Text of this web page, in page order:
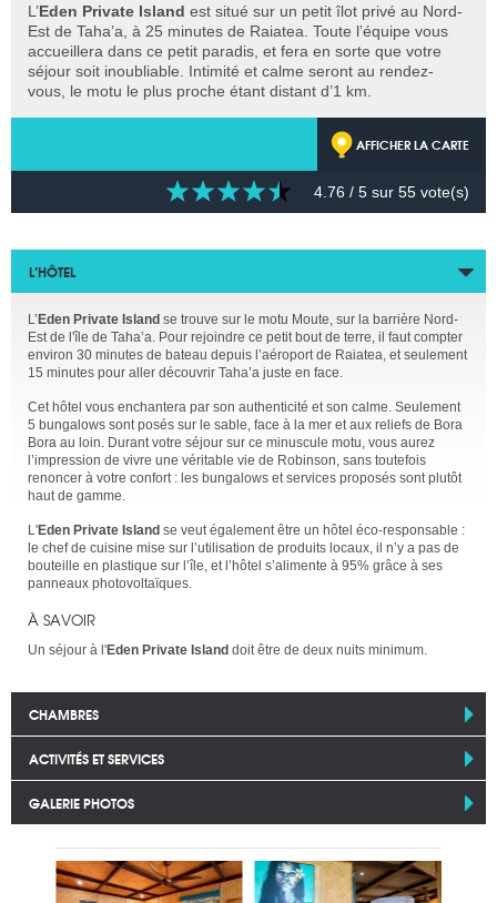
L’Eden Private Island est situé sur un petit îlot privé au Nord-
Est de Taha’a, à 25 minutes de Raiatea. Toute l’équipe vous
accueillera dans ce petit paradis, et fera en sorte que votre
séjour soit inoubliable. Intimité et calme seront au rendez-
vous, le motu le plus proche étant distant d’1 km.
AFFICHER LA CARTE
4.76 / 5 sur 55 vote(s)
L’HÔTEL
L’ Eden Private Island se trouve sur le motu Moute, sur la barrière Nord-
Est de l'île de Taha’a. Pour rejoindre ce petit bout de terre, il faut compter
environ 30 minutes de bateau depuis l’aéroport de Raiatea, et seulement
15 minutes pour aller découvrir Taha’a juste en face.
Cet hôtel vous enchantera par son authenticité et son calme. Seulement
5 bungalows sont posés sur le sable, face à la mer et aux reliefs de Bora
Bora au loin. Durant votre séjour sur ce minuscule motu, vous aurez
l’impression de vivre une véritable vie de Robinson, sans toutefois
renoncer à votre confort : les bungalows et services proposés sont plutôt
haut de gamme.
L'Eden Private Island se veut également être un hôtel éco-responsable :
le chef de cuisine mise sur l’utilisation de produits locaux, il n’y a pas de
bouteille en plastique sur l’île, et l’hôtel s’alimente à 95% grâce à ses
panneaux photovoltaïques.
À SAVOIR
Un séjour à l'Eden Private Island doit être de deux nuits minimum.
CHAMBRES
ACTIVITÉS ET SERVICES
GALERIE PHOTOS